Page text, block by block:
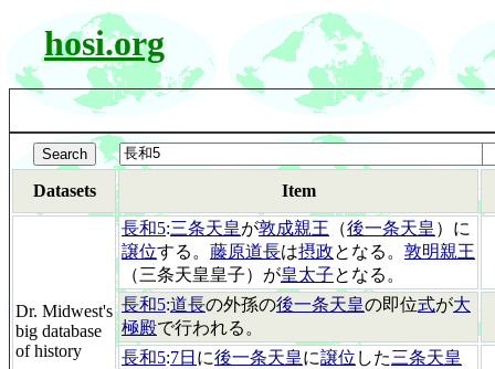
hosi.org
Datasets Item
Dr. Midwest's
big database
of history
長和5:三条天皇が敦成親王 （後一条天皇 ）に
譲位する。 藤原道長は摂政となる。 敦明親王
（三条天皇皇子）が皇太子となる。
長和5:道長の外孫の後一条天皇の即位式が大
極殿で行われる。
長和5:7日 に後一条天皇に譲位 した三条天皇